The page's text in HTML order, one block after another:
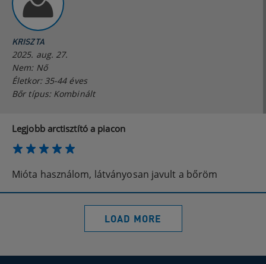
KRISZTA
2025. aug. 27.
Nem: Nő
Életkor: 35-44 éves
Bőr típus: Kombinált
Legjobb arctisztító a piacon
Mióta használom, látványosan javult a bőröm
LOAD MORE